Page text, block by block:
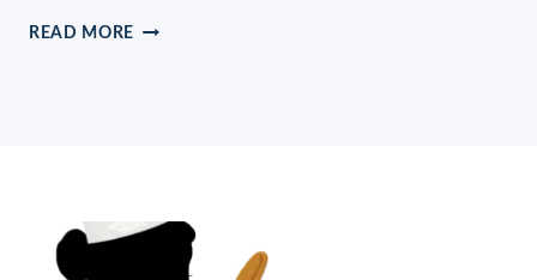
READ MORE FANTAKUCHEN